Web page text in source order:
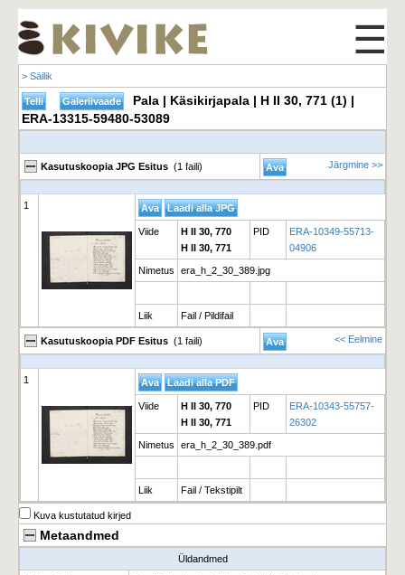
☰
> Säilik
Pala | Käsikirjapala | H II 30, 771 (1) |
ERA-13315-59480-53089
Kasutuskoopia JPG Esitus (1 faili) Järgmine >>
1
Viide
H II 30, 770
H II 30, 771
PID
ERA-10349-55713-
04906
Nimetus era_h_2_30_389.jpg
Liik Fail / Pildifail
Kasutuskoopia PDF Esitus (1 faili) << Eelmine
1
Viide
H II 30, 770
H II 30, 771
PID
ERA-10343-55757-
26302
Nimetus era_h_2_30_389.pdf
Liik Fail / Tekstipilt
Kuva kustutatud kirjed
Metaandmed
Üldandmed